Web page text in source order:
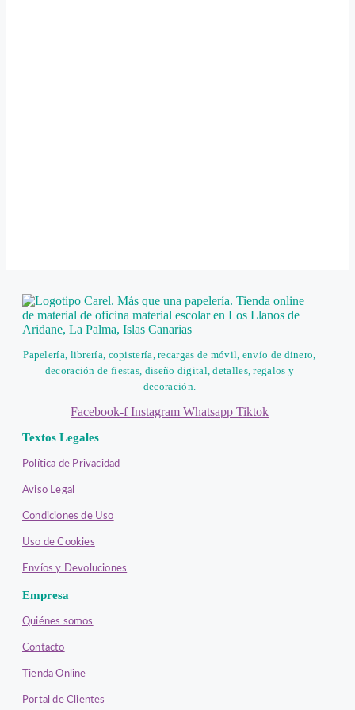
Papelería, librería, copistería, recargas de móvil, envío de dinero,
decoración de fiestas, diseño digital, detalles, regalos y
decoración.
Facebook-f Instagram Whatsapp Tiktok
Textos Legales
Política de Privacidad
Aviso Legal
Condiciones de Uso
Uso de Cookies
Envíos y Devoluciones
Empresa
Quiénes somos
Contacto
Tienda Online
Portal de Clientes